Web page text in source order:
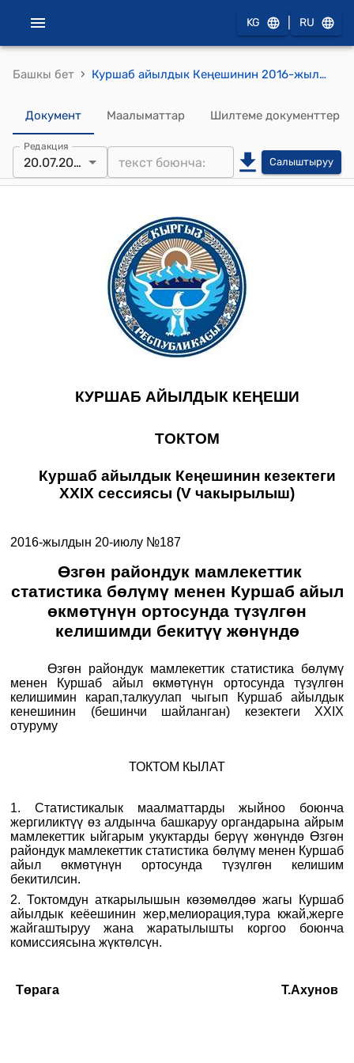
KG RU
Башкы бет › Куршаб айылдык Кеңешинин 2016-жылдын 20-июлундагы №187 "Өзгөн райондук мамлекеттик статистика бөлүмү менен Куршаб айыл өкмөтүнүн ортосунда түзүлгөн келишимди бекитүү жөнүндө" токтому
Документ Маалыматтар Шилтеме документтер
Редакция
20.07.2016 Салыштыруу